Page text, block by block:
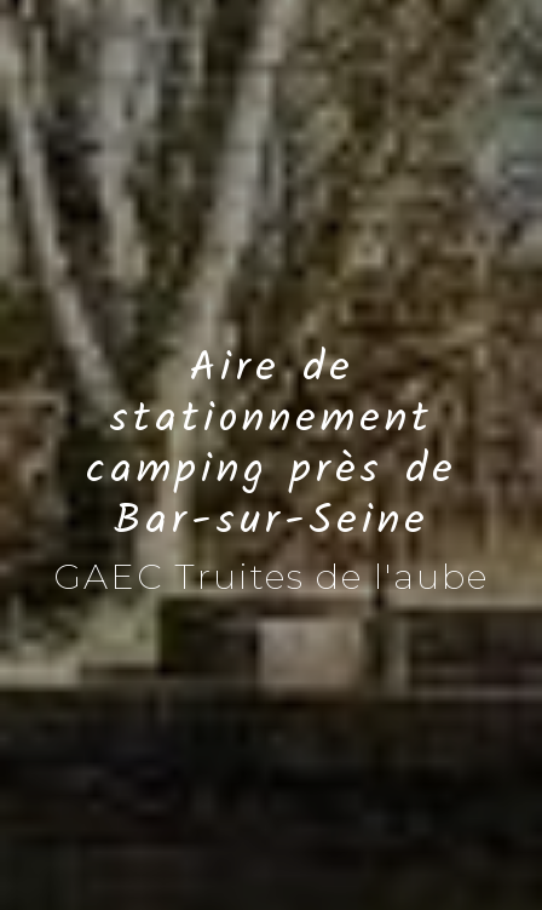
Aire de
stationnement
camping près de
Bar-sur-Seine
GAEC Truites de l'aube